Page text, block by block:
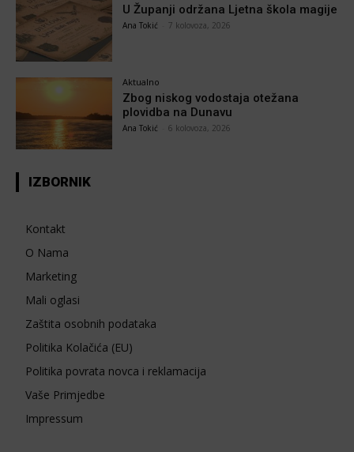
U Županji održana Ljetna škola magije
Ana Tokić 7 kolovoza, 2026
Aktualno
Zbog niskog vodostaja otežana
plovidba na Dunavu
Ana Tokić 6 kolovoza, 2026
IZBORNIK
Kontakt
O Nama
Marketing
Mali oglasi
Zaštita osobnih podataka
Politika Kolačića (EU)
Politika povrata novca i reklamacija
Vaše Primjedbe
Impressum